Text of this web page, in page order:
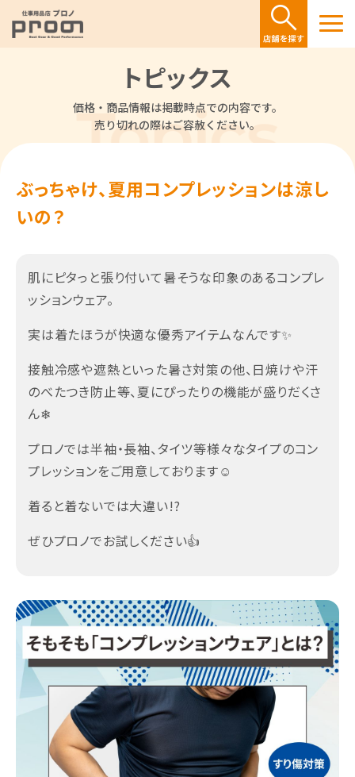
トピックス
価格・商品情報は掲載時点での内容です。
売り切れの際はご容赦ください。
ぶっちゃけ、夏用コンプレッションは涼し
いの？
肌にピタっと張り付いて暑そうな印象のあるコンプレ
ッションウェア。
実は着たほうが快適な優秀アイテムなんです✨
接触冷感や遮熱といった暑さ対策の他、日焼けや汗
のべたつき防止等、夏にぴったりの機能が盛りだくさ
ん❄
プロノでは半袖・長袖、タイツ等様々なタイプのコン
プレッションをご用意しております☺
着ると着ないでは大違い!?
ぜひプロノでお試しください👍